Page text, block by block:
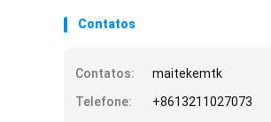
Contatos
Contatos:
maitekemtk
Telefone:
+8613211027073